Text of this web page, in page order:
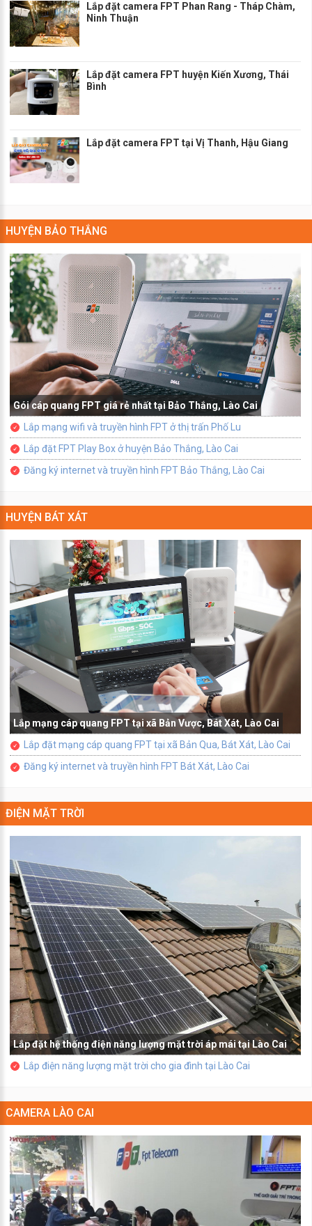
Lắp đặt camera FPT Phan Rang - Tháp Chàm,
Ninh Thuận
Lắp đặt camera FPT huyện Kiến Xương, Thái
Bình
Lắp đặt camera FPT tại Vị Thanh, Hậu Giang
HUYỆN BẢO THẮNG
Gói cáp quang FPT giá rẻ nhất tại Bảo Thắng, Lào Cai
Lắp mạng wifi và truyền hình FPT ở thị trấn Phố Lu
Lắp đặt FPT Play Box ở huyện Bảo Thắng, Lào Cai
Đăng ký internet và truyền hình FPT Bảo Thắng, Lào Cai
HUYỆN BÁT XÁT
Lắp mạng cáp quang FPT tại xã Bản Vược, Bát Xát, Lào Cai
Lắp đặt mạng cáp quang FPT tại xã Bản Qua, Bát Xát, Lào Cai
Đăng ký internet và truyền hình FPT Bát Xát, Lào Cai
ĐIỆN MẶT TRỜI
Lắp đặt hệ thống điện năng lượng mặt trời áp mái tại Lào Cai
Lắp điện năng lượng mặt trời cho gia đình tại Lào Cai
CAMERA LÀO CAI